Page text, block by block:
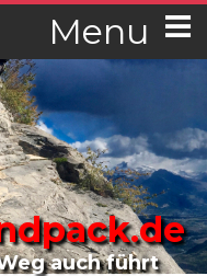
Menu
auch führt